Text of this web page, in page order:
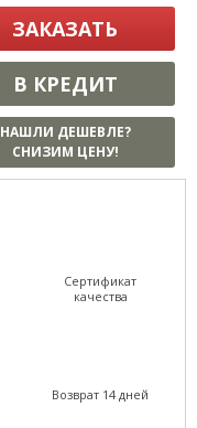
ЗАКАЗАТЬ
В КРЕДИТ
НАШЛИ ДЕШЕВЛЕ?
СНИЗИМ ЦЕНУ!
Сертификат
качества
Возврат 14 дней